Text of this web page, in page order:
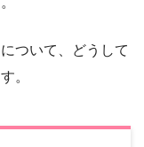
ついて、どうして
。